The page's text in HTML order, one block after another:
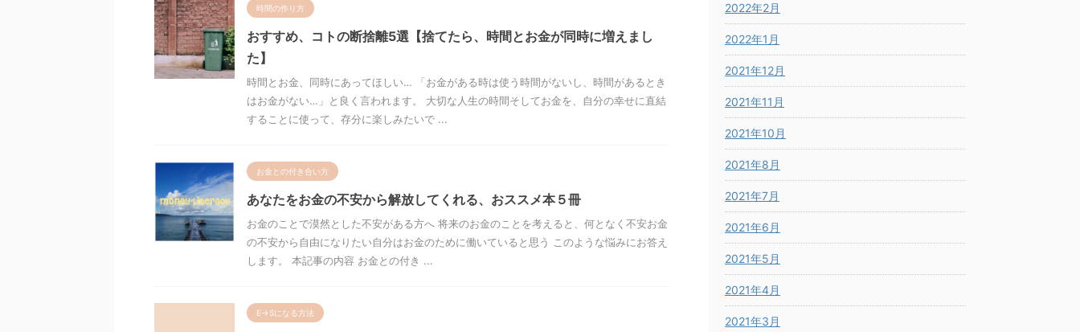
時間の作り方
おすすめ、コトの断捨離5選【捨てたら、時間とお金が同時に増えまし
た】
時間とお金、同時にあってほしい… 「お金がある時は使う時間がないし、時間があるとき
はお金がない…」と良く言われます。 大切な人生の時間そしてお金を、自分の幸せに直結
することに使って、存分に楽しみたいで ...
お金との付き合い方
あなたをお金の不安から解放してくれる、おススメ本５冊
お金のことで漠然とした不安がある方へ 将来のお金のことを考えると、何となく不安お金
の不安から自由になりたい自分はお金のために働いていると思う このような悩みにお答え
します。 本記事の内容 お金との付き ...
E→Sになる方法
2022年2月
2022年1月
2021年12月
2021年11月
2021年10月
2021年8月
2021年7月
2021年6月
2021年5月
2021年4月
2021年3月